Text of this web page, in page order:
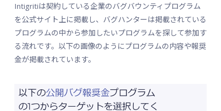
Intigritiは契約している企業のバグバウンティプログラム
を公式サイト上に掲載し、バグハンターは掲載されている
プログラムの中から参加したいプログラムを探して参加す
る流れです。以下の画像のようにプログラムの内容や報奨
金が掲載されています。